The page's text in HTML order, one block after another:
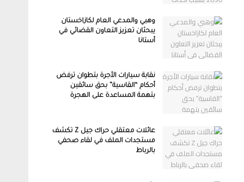
وهبي والمدعي العام لكازاخستان
يبحثان تعزيز التعاون القضائي في
أستانا
نقابة سيارات الأجرة بتطوان ترفض
أحكام “القاسية” بحق سائقين
بتهمة المساعدة على الهجرة
عائلات معتقلي حراك جيل Z تكشف
مستجدات الملف في لقاء صحفي
بالرباط